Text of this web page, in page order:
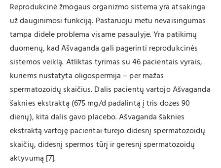
Reprodukcinė žmogaus organizmo sistema yra atsakinga
už dauginimosi funkciją. Pastaruoju metu nevaisingumas
tampa didele problema visame pasaulyje. Yra patikimų
duomenų, kad Ašvaganda gali pagerinti reprodukcinės
sistemos veiklą. Atliktas tyrimas su 46 pacientais vyrais,
kuriems nustatyta oligospermija – per mažas
spermatozoidų skaičius. Dalis pacientų vartojo Ašvaganda
šaknies ekstraktą (675 mg/d padalintą į tris dozes 90
dienų), kita dalis gavo placebo. Ašvaganda šaknies
ekstraktą vartoję pacientai turėjo didesnį spermatozoidų
skaičių, didesnį spermos tūrį ir geresnį spermatozoidų
aktyvumą [7].